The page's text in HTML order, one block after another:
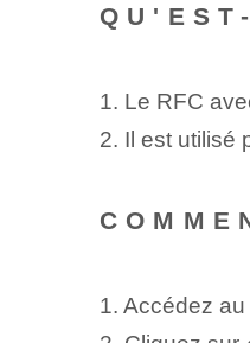
1. Le RFC
2. Il est utilisé
1. Accédez au